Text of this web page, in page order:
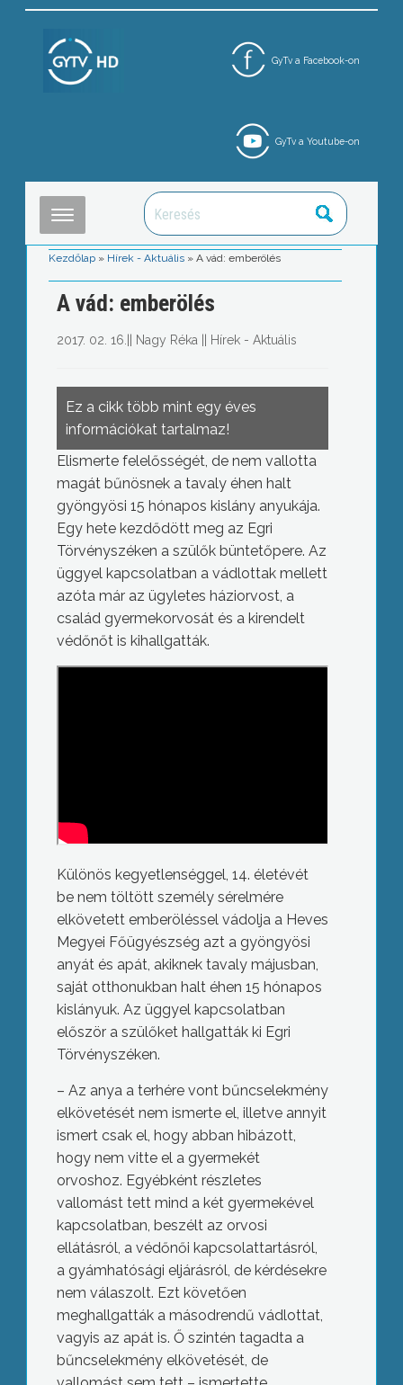
GyTv a Facebook-on
GyTv a Youtube-on
Kezdőlap » Hírek - Aktuális »A vád: emberölés
A vád: emberölés
2017. 02. 16. Nagy Réka Hírek - Aktuális
Ez a cikk több mint egy éves
információkat tartalmaz!
Elismerte felelősségét, de nem vallotta
magát bűnösnek a tavaly éhen halt
gyöngyösi 15 hónapos kislány anyukája.
Egy hete kezdődött meg az Egri
Törvényszéken a szülők büntetőpere. Az
üggyel kapcsolatban a vádlottak mellett
azóta már az ügyletes háziorvost, a
család gyermekorvosát és a kirendelt
védőnőt is kihallgatták.
Különös kegyetlenséggel, 14. életévét
be nem töltött személy sérelmére
elkövetett emberöléssel vádolja a Heves
Megyei Főügyészség azt a gyöngyösi
anyát és apát, akiknek tavaly májusban,
saját otthonukban halt éhen 15 hónapos
kislányuk. Az üggyel kapcsolatban
először a szülőket hallgatták ki Egri
Törvényszéken.
– Az anya a terhére vont bűncselekmény
elkövetését nem ismerte el, illetve annyit
ismert csak el, hogy abban hibázott,
hogy nem vitte el a gyermekét
orvoshoz. Egyébként részletes
vallomást tett mind a két gyermekével
kapcsolatban, beszélt az orvosi
ellátásról, a védőnői kapcsolattartásról,
a gyámhatósági eljárásról, de kérdésekre
nem válaszolt. Ezt követően
meghallgatták a másodrendű vádlottat,
vagyis az apát is. Ő szintén tagadta a
bűncselekmény elkövetését, de